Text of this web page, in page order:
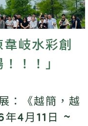
韋岐水彩創
！！」
：《越簡，越
年4月11日 ~